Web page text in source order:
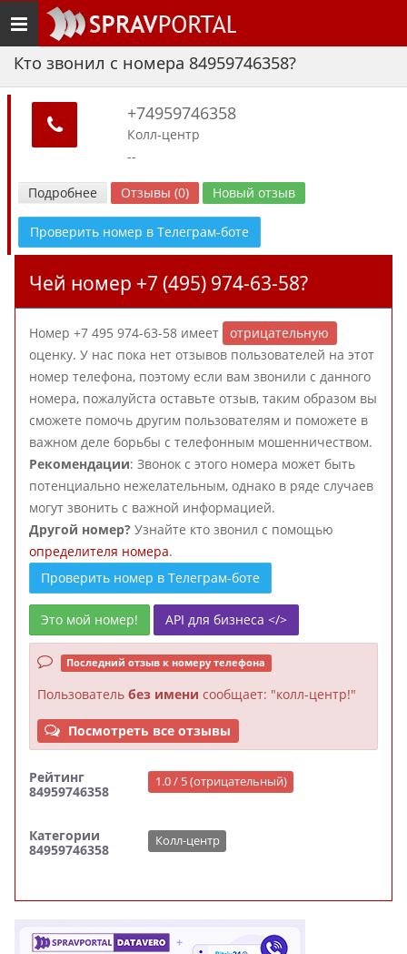
Toggle
navigation
Кто звонил с номера 84959746358?
+74959746358
Колл-центр
--
Подробнее Отзывы (0) Новый отзыв
Проверить номер в Телеграм-боте
Чей номер +7 (495) 974-63-58?
Номер +7 495 974-63-58 имеет
отрицательную
оценку. У нас пока нет отзывов пользователей на этот
номер телефона, поэтому если вам звонили с данного
номера, пожалуйста оставьте отзыв, таким образом вы
сможете помочь другим пользователям и поможете в
важном деле борьбы с телефонным мошенничеством.
Рекомендации: Звонок с этого номера может быть
потенциально нежелательным, однако в ряде случаев
могут звонить с важной информацией.
Другой номер? Узнайте кто звонил с помощью
определителя номера.
Проверить номер в Телеграм-боте
Это мой номер! API для бизнеса </>
Последний отзыв к номеру телефона
Пользователь без имени сообщает: "колл-центр!"
Посмотреть все отзывы
Рейтинг
84959746358
1.0 / 5 (отрицательный)
Категории
84959746358
Колл-центр